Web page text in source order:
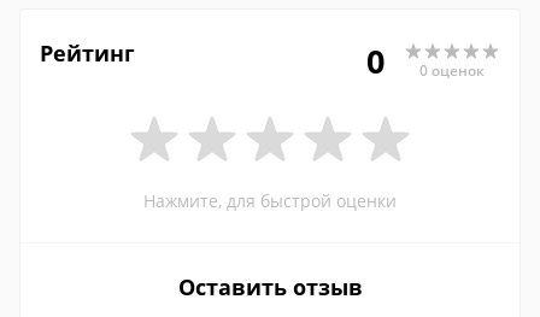
Рейтинг 0 0 оценок
Нажмите, для быстрой оценки
Оставить отзыв